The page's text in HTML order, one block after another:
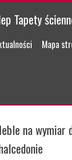
Tapety
to contentMapa
na wymiar